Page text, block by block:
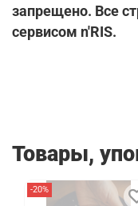
запрещено. Все
сервисом n'RIS.
Товары,
-20%